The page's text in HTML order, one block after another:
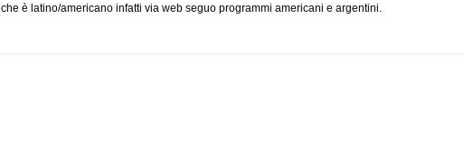
che è latino/americano infatti via web seguo programmi americani e argentini.